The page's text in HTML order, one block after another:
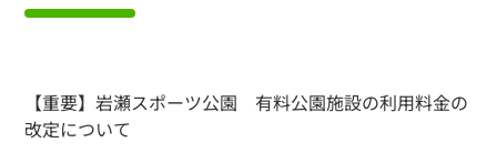
【重要】岩瀬スポーツ公園 有料公園施設の利用料金の
改定について